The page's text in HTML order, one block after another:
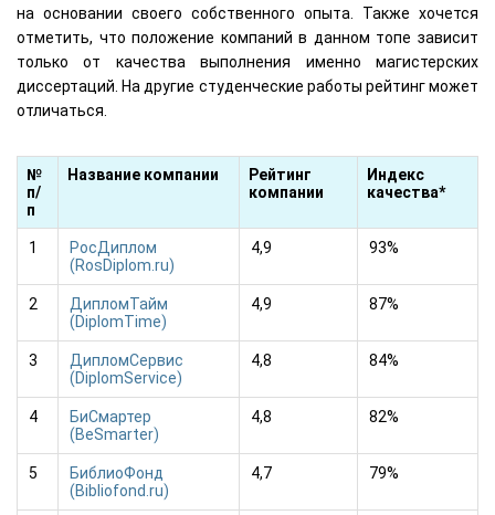
на основании своего собственного опыта. Также хочется
отметить, что положение компаний в данном топе зависит
только от качества выполнения именно магистерских
диссертаций. На другие студенческие работы рейтинг может
отличаться.
№
п/
п
Название компании
Рейтинг
компании
Индекс
качества*
1
РосДиплом
(RosDiplom.ru)
4,9 93%
2
ДипломТайм
(DiplomTime)
4,9 87%
3
ДипломСервис
(DiplomService)
4,8 84%
4
БиСмартер
(BeSmarter)
4,8 82%
5
БиблиоФонд
(Bibliofond.ru)
4,7 79%